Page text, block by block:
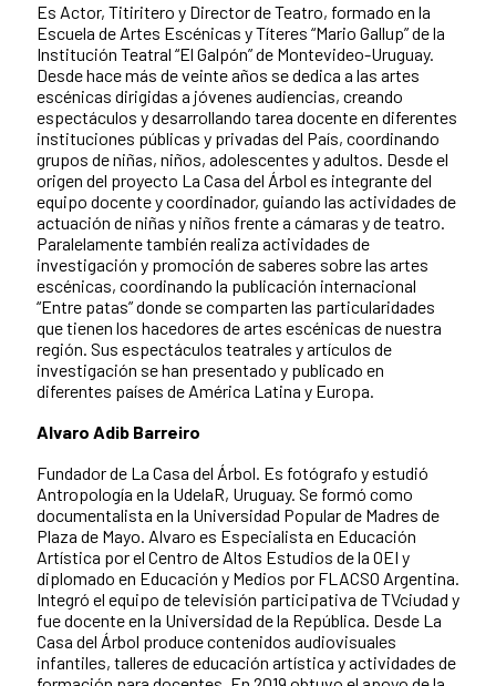
Es Actor, Titiritero y Director de Teatro, formado en la
Escuela de Artes Escénicas y Títeres “Mario Gallup” de la
Institución Teatral “El Galpón” de Montevideo-Uruguay.
Desde hace más de veinte años se dedica a las artes
escénicas dirigidas a jóvenes audiencias, creando
espectáculos y desarrollando tarea docente en diferentes
instituciones públicas y privadas del País, coordinando
grupos de niñas, niños, adolescentes y adultos. Desde el
origen del proyecto La Casa del Árbol es integrante del
equipo docente y coordinador, guiando las actividades de
actuación de niñas y niños frente a cámaras y de teatro.
Paralelamente también realiza actividades de
investigación y promoción de saberes sobre las artes
escénicas, coordinando la publicación internacional
“Entre patas” donde se comparten las particularidades
que tienen los hacedores de artes escénicas de nuestra
región. Sus espectáculos teatrales y artículos de
investigación se han presentado y publicado en
diferentes países de América Latina y Europa.
Alvaro Adib Barreiro
Fundador de La Casa del Árbol. Es fotógrafo y estudió
Antropología en la UdelaR, Uruguay. Se formó como
documentalista en la Universidad Popular de Madres de
Plaza de Mayo. Alvaro es Especialista en Educación
Artística por el Centro de Altos Estudios de la OEI y
diplomado en Educación y Medios por FLACSO Argentina.
Integró el equipo de televisión participativa de TVciudad y
fue docente en la Universidad de la República. Desde La
Casa del Árbol produce contenidos audiovisuales
infantiles, talleres de educación artística y actividades de